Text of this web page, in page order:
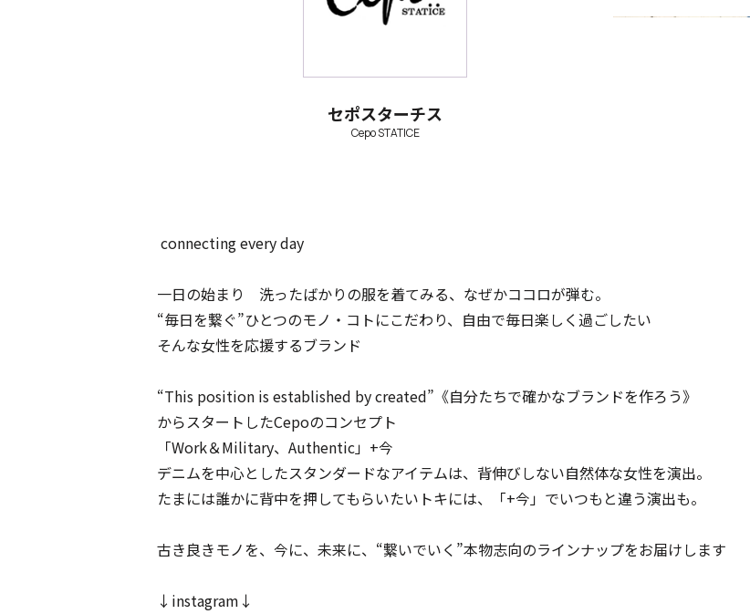
セポスターチス
Cepo STATICE
connecting every day
一日の始まり 洗ったばかりの服を着てみる、なぜかココロが弾む。
“毎日を繋ぐ”ひとつのモノ・コトにこだわり、自由で毎日楽しく過ごしたい
そんな女性を応援するブランド
“This position is established by created”《自分たちで確かなブランドを作ろう》
からスタートしたCepoのコンセプト
「Work＆Military、Authentic」+今
デニムを中心としたスタンダードなアイテムは、背伸びしない自然体な女性を演出。
たまには誰かに背中を押してもらいたいトキには、「+今」でいつもと違う演出も。
古き良きモノを、今に、未来に、“繋いでいく”本物志向のラインナップをお届けします
↓instagram↓